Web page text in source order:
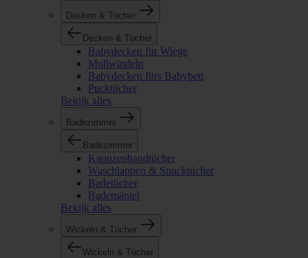
Decken & Tücher
Decken & Tücher
Babydecken für Wiege
Mullwindeln
Babydecken fürs Babybett
Pucktücher
Bekijk alles
Badezimmer
Badezimmer
Kapuzenhandtücher
Waschlappen & Spucktücher
Badetücher
Bademäntel
Bekijk alles
Wickeln & Tücher
Wickeln & Tücher